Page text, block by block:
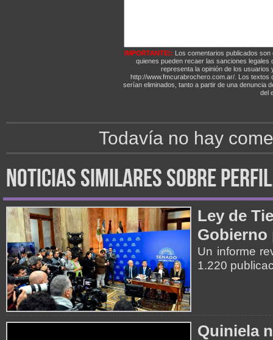
IMPORTANTE!: Los comentarios publicados
quienes pueden recaer las sanciones
representa la opinión de los
http://www.fmcurabrochero.com.ar/. Los textos
serían eliminados, tanto a partir de una denuncia
del
Todavía no hay
noticias similares sobre
Ley de
Gobierno
Un informe
1.220
Quiniela